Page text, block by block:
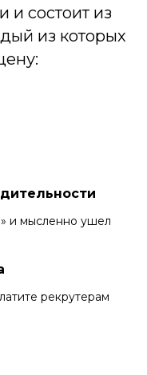
состоит из
из которых
и мысленно ушел
рекрутерам